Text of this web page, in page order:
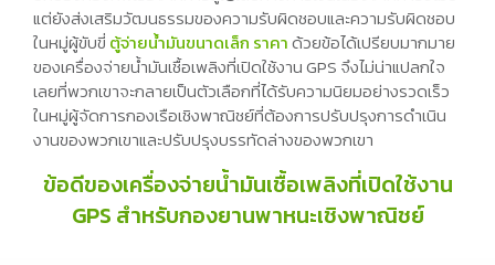
แต่ยังส่งเสริมวัฒนธรรมของความรับผิดชอบและความรับผิดชอบ
ในหมู่ผู้ขับขี่ ตู้จ่ายน้ำมันขนาดเล็ก ราคาด้วยข้อได้เปรียบมากมาย
ของเครื่องจ่ายน้ำมันเชื้อเพลิงที่เปิดใช้งาน GPS จึงไม่น่าแปลกใจ
เลยที่พวกเขาจะกลายเป็นตัวเลือกที่ได้รับความนิยมอย่างรวดเร็ว
ในหมู่ผู้จัดการกองเรือเชิงพาณิชย์ที่ต้องการปรับปรุงการดำเนิน
งานของพวกเขาและปรับปรุงบรรทัดล่างของพวกเขา
ข้อดีของเครื่องจ่ายน้ำมันเชื้อเพลิงที่เปิดใช้งาน
GPS สำหรับกองยานพาหนะเชิงพาณิชย์